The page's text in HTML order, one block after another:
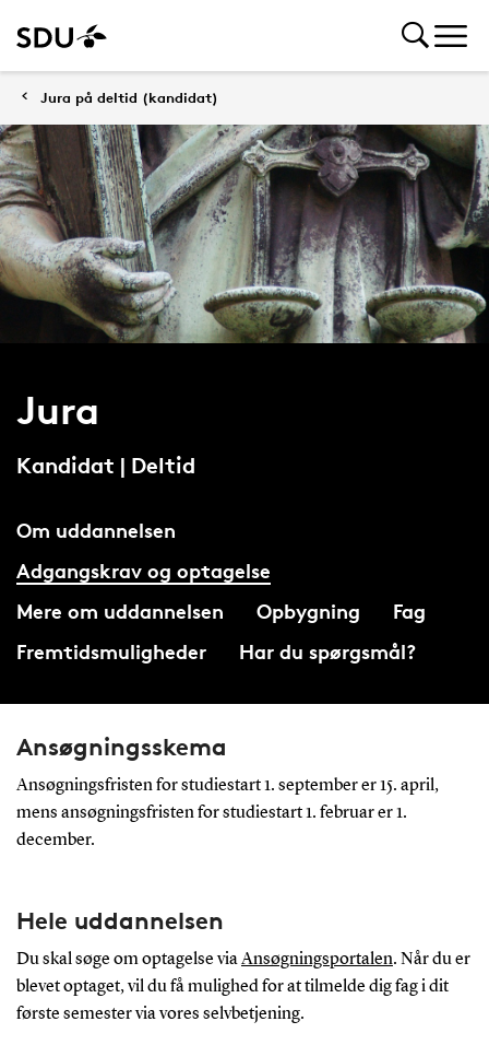
Jura på deltid (kandidat)
Jura
Kandidat | Deltid
Om uddannelsen
Adgangskrav og optagelse
Mere om uddannelsen
Opbygning
Fag
Fremtidsmuligheder
Har du spørgsmål?
Ansøgningsskema
Ansøgningsfristen for studiestart 1. september er 15. april,
mens ansøgningsfristen for studiestart 1. februar er 1.
december.
Hele uddannelsen
Du skal søge om optagelse viaAnsøgningsportalen. Når du er
blevet optaget, vil du få mulighed for at tilmelde dig fag i dit
første semester via vores selvbetjening.